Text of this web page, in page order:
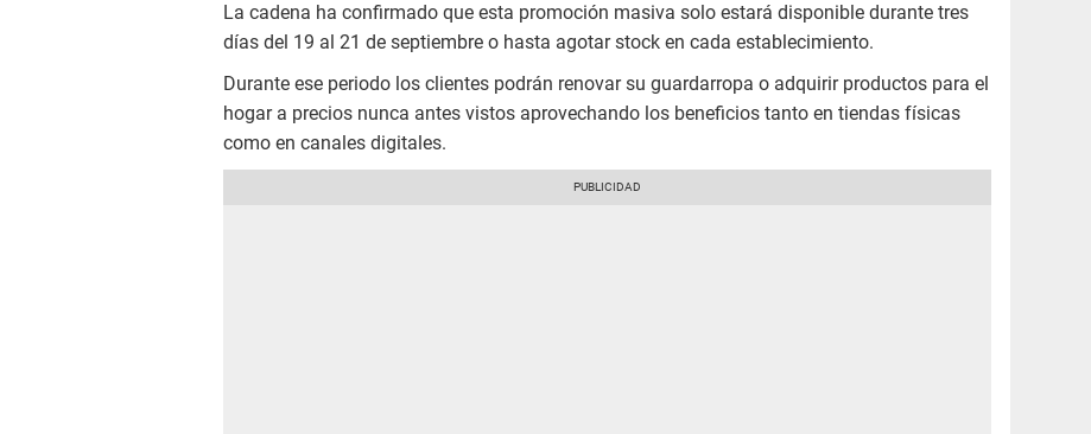
La cadena ha confirmado que esta promoción masiva solo estará disponible durante tres
días del 19 al 21 de septiembre o hasta agotar stock en cada establecimiento.
Durante ese periodo los clientes podrán renovar su guardarropa o adquirir productos para el
hogar a precios nunca antes vistos aprovechando los beneficios tanto en tiendas físicas
como en canales digitales.